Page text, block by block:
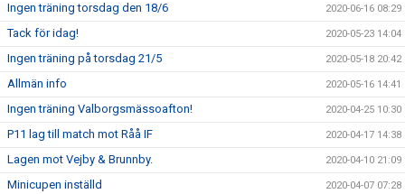
Ingen träning torsdag den 18/6 2020-06-16 08:29
Tack för idag! 2020-05-23 14:04
Ingen träning på torsdag 21/5 2020-05-18 20:42
Allmän info 2020-05-16 14:41
Ingen träning Valborgsmässoafton! 2020-04-25 10:30
P11 lag till match mot Råå IF 2020-04-17 14:38
Lagen mot Vejby & Brunnby. 2020-04-10 21:09
Minicupen inställd 2020-04-07 07:28